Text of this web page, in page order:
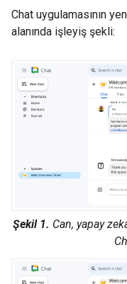
Chat uygulamasının
alanında işleyiş şekli:
Şekil 1. Can, yapay